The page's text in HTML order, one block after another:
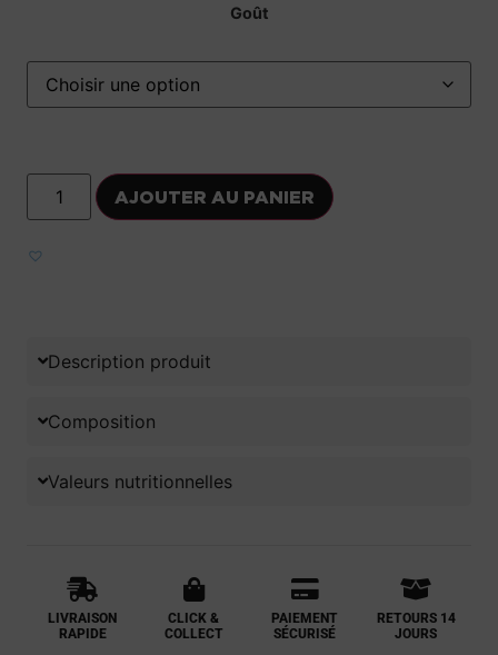
Goût
AJOUTER AU PANIER
Description produit
Composition
Valeurs nutritionnelles
LIVRAISON
RAPIDE
CLICK &
COLLECT
PAIEMENT
SÉCURISÉ
RETOURS 14
JOURS